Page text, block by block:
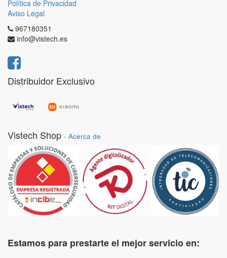
Política de Privacidad
Aviso Legal
967180351
info@vistech.es
Distribuidor Exclusivo
Vistech Shop - Acerca de
Estamos para prestarte el mejor servicio en: